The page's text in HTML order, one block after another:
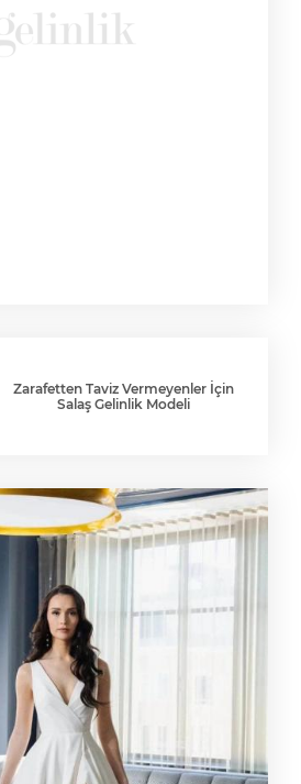
Zarafetten Taviz Vermeyenler İçin
Salaş Gelinlik Modeli